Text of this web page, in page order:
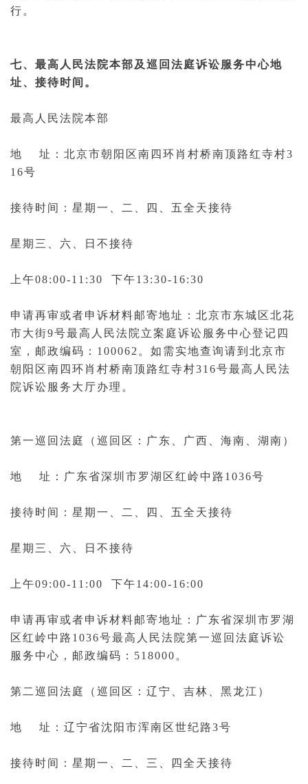
行。
七、最高人民法院本部及巡回法庭诉讼服务中心地
址、接待时间。
最高人民法院本部
地 址：北京市朝阳区南四环肖村桥南顶路红寺村3
16号
接待时间：星期一、二、四、五全天接待
星期三、六、日不接待
上午08:00-11:30 下午13:30-16:30
申请再审或者申诉材料邮寄地址：北京市东城区北花
市大街9号最高人民法院立案庭诉讼服务中心登记四
室， 邮政编码：100062。如需实地查询请到北京市
朝阳区南四环肖村桥南顶路红寺村316号最高人民法
院诉讼服务大厅办理。
第一巡回法庭（巡回区：广东、广西、海南、湖南）
地 址：广东省深圳市罗湖区红岭中路1036号
接待时间：星期一、二、四、五全天接待
星期三、六、日不接待
上午09:00-11:00 下午14:00-16:00
申请再审或者申诉材料邮寄地址：广东省深圳市罗湖
区红岭中路1036号最高人民法院第一巡回法庭诉讼
服务中心，邮政编码：518000。
第二巡回法庭（巡回区：辽宁、吉林、黑龙江）
地 址：辽宁省沈阳市浑南区世纪路3号
接待时间：星期一、二、三、四全天接待